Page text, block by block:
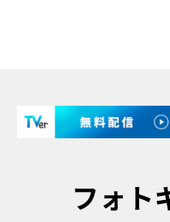
フォト